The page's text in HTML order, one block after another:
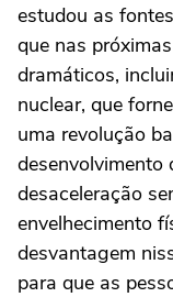
estudou as
que nas
dramáticos,
nuclear, que
uma revolução
desenvolvimento
desaceleração
envelhecimento
desvantagem
para que as